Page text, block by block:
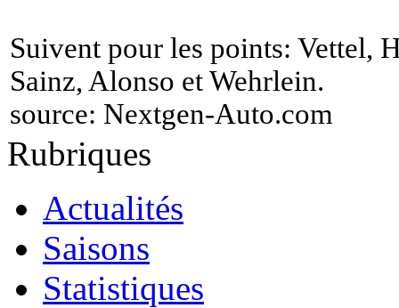
Suivent pour les points: Vettel,
Sainz, Alonso et Wehrlein.
source: Nextgen-Auto.com
Rubriques
Actualités
Saisons
Statistiques